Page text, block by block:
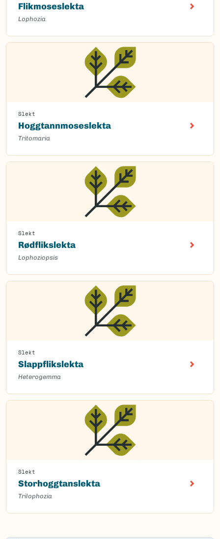
Flikmoseslekta
Lophozia
Slekt
Hoggtannmoseslekta
Tritomaria
Slekt
Rødflikslekta
Lophoziopsis
Slekt
Slappflikslekta
Heterogemma
Slekt
Storhoggtanslekta
Trilophozia